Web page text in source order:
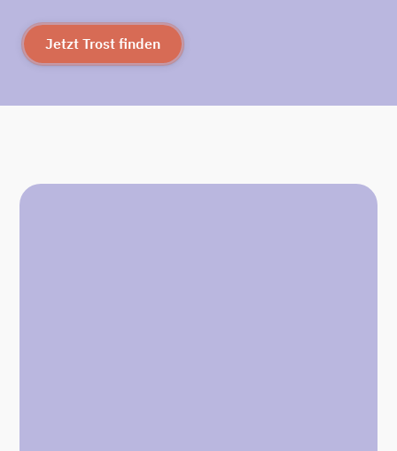
Jetzt Trost finden